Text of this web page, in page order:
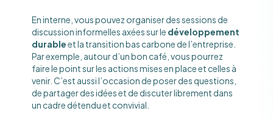
En interne, vous pouvez organiser des sessions de
discussion informelles axées sur le développement
durableet la transition bas carbone de l’entreprise.
Par exemple, autour d’un bon café, vous pourrez
faire le point sur les actions mises en place et celles à
venir. C’est aussi l’occasion de poser des questions,
de partager des idées et de discuter librement dans
un cadre détendu et convivial.